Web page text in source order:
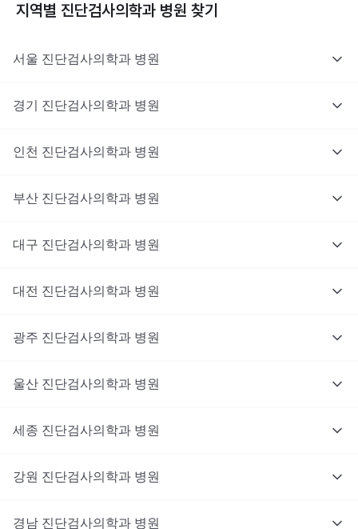
지역별 진단검사의학과 병원 찾기
서울 진단검사의학과 병원
경기 진단검사의학과 병원
인천 진단검사의학과 병원
부산 진단검사의학과 병원
대구 진단검사의학과 병원
대전 진단검사의학과 병원
광주 진단검사의학과 병원
울산 진단검사의학과 병원
세종 진단검사의학과 병원
강원 진단검사의학과 병원
경남 진단검사의학과 병원